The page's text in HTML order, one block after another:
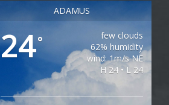
ADAMUS
24°
few clouds
62% humidity
wind: 1m/s NE
H 24 • L 24